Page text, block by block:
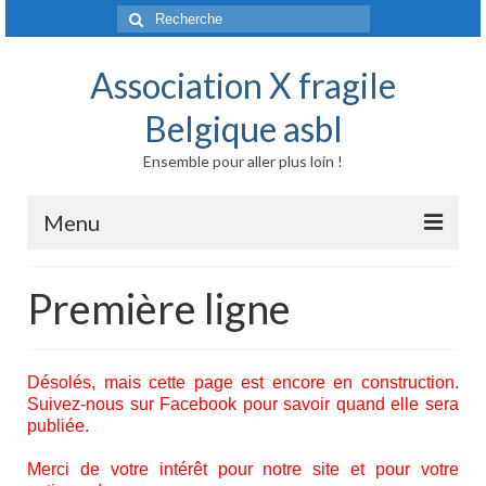
Rechercher
:
Association X fragile
Belgique asbl
Ensemble pour aller plus loin !
Menu
Syndrome X fragile et maladies liées
Origine génétique
Mode de transmission
Prévalence
Première ligne
Désolés, mais cette page est encore en construction.
Suivez-nous sur Facebook pour savoir quand elle sera
publiée.
Merci de votre intérêt pour notre site et pour votre